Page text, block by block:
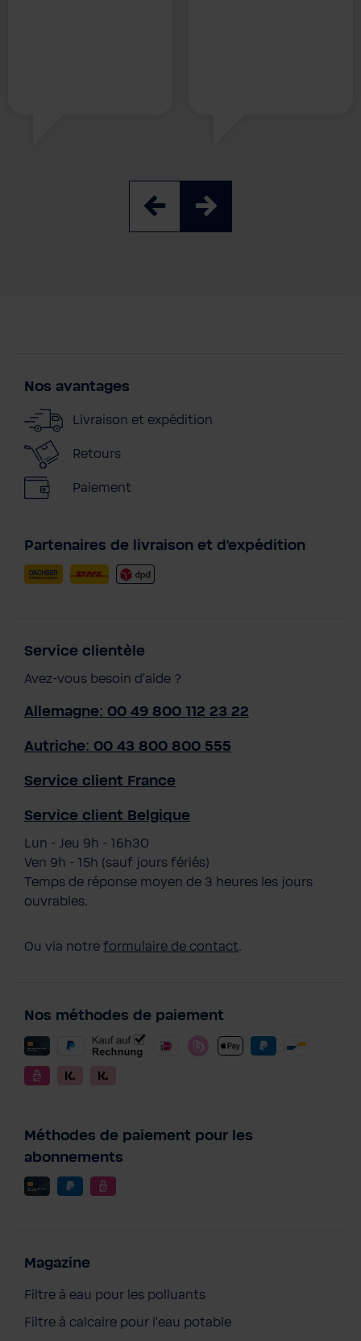
Nos avantages
Livraison et expédition
Retours
Paiement
Partenaires de livraison et d'expédition
Service clientèle
Avez-vous besoin d'aide ?
Allemagne: 00 49 800 112 23 22
Autriche: 00 43 800 800 555
Service client France
Service client Belgique
Lun - Jeu 9h - 16h30
Ven 9h - 15h (sauf jours fériés)
Temps de réponse moyen de 3 heures les jours
ouvrables.
Ou via notre formulaire de contact.
Nos méthodes de paiement
Méthodes de paiement pour les
abonnements
Magazine
Filtre à eau pour les polluants
Filtre à calcaire pour l'eau potable